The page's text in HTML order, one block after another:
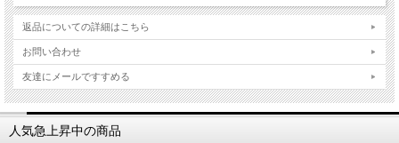
返品についての詳細はこちら
お問い合わせ
友達にメールですすめる
人気急上昇中の商品